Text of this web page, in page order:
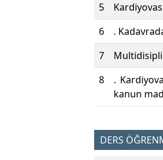
5
6
.
7
8
.
kanun
DERS